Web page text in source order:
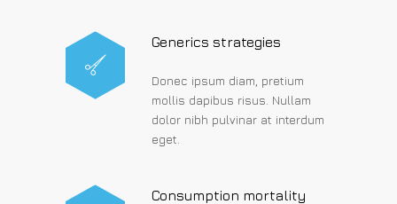
Generics strategies
Donec ipsum diam, pretium
mollis dapibus risus. Nullam
dolor nibh pulvinar at interdum
eget.
Consumption mortality